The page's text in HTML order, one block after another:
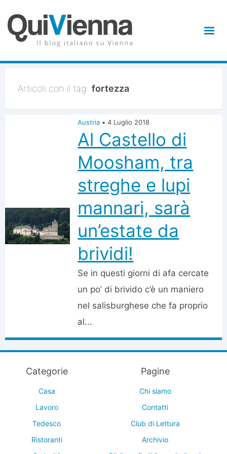
Articoli con il tag: fortezza
Austria • 4 Luglio 2018
Al Castello di
Moosham, tra
streghe e lupi
mannari, sarà
un’estate da
brividi!
Se in questi giorni di afa cercate
un po’ di brivido c’è un maniero
nel salisburghese che fa proprio
al...
Categorie
Casa
Lavoro
Tedesco
Ristoranti
Pagine
Chi siamo
Contatti
Club di Lettura
Archivio